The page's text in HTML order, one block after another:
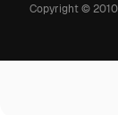
Copyright ©